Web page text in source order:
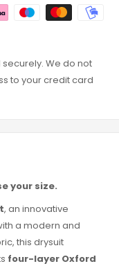
We do not
to your credit card
your size.
, an innovative
a modern and
this drysuit
four-layer Oxford